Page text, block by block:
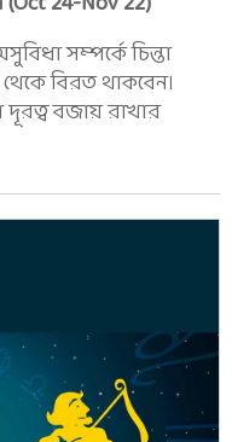
সম্পর্কে চিন্তা
বিরত থাকবেন।
বজায় রাখার